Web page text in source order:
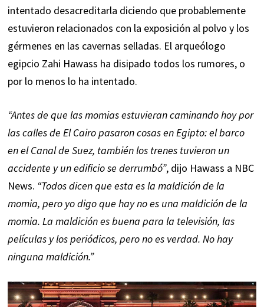
intentado desacreditarla diciendo que probablemente
estuvieron relacionados con la exposición al polvo y los
gérmenes en las cavernas selladas. El arqueólogo
egipcio Zahi Hawass ha disipado todos los rumores, o
por lo menos lo ha intentado.
“Antes de que las momias estuvieran caminando hoy por
las calles de El Cairo pasaron cosas en Egipto: el barco
en el Canal de Suez, también los trenes tuvieron un
accidente y un edificio se derrumbó”, dijo Hawass a NBC
News. “Todos dicen que esta es la maldición de la
momia, pero yo digo que hay no es una maldición de la
momia. La maldición es buena para la televisión, las
películas y los periódicos, pero no es verdad. No hay
ninguna maldición.”